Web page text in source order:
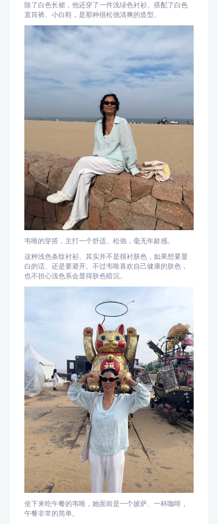
除了白色长裙，他还穿了一件浅绿色衬衫、搭配了白色
直筒裤、小白鞋，是那种很松弛清爽的造型。
韦唯的穿搭，主打一个舒适、松弛，毫无年龄感。
这种浅色条纹衬衫、其实并不是很衬肤色，如果想要显
白的话、还是要避开。不过韦唯喜欢自己健康的肤色，
也不担心浅色系会显得肤色暗沉。
坐下来吃午餐的韦唯，她面前是一个披萨、一杯咖啡，
午餐非常的简单。